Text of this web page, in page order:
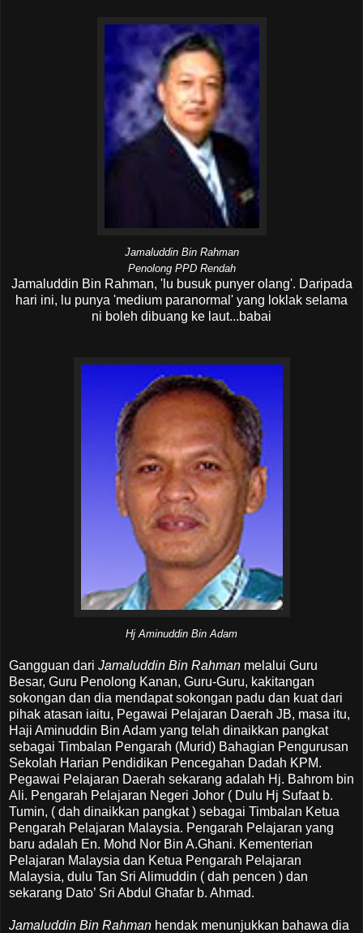
Jamaluddin Bin Rahman
Penolong PPD Rendah
Jamaluddin Bin Rahman, 'lu busuk punyer olang'. Daripada
hari ini, lu punya 'medium paranormal' yang loklak selama
ni boleh dibuang ke laut...babai
Hj Aminuddin Bin Adam
Gangguan dari Jamaluddin Bin Rahman melalui Guru
Besar, Guru Penolong Kanan, Guru-Guru, kakitangan
sokongan dan dia mendapat sokongan padu dan kuat dari
pihak atasan iaitu, Pegawai Pelajaran Daerah JB, masa itu,
Haji Aminuddin Bin Adam yang telah dinaikkan pangkat
sebagai Timbalan Pengarah (Murid) Bahagian Pengurusan
Sekolah Harian Pendidikan Pencegahan Dadah KPM.
Pegawai Pelajaran Daerah sekarang adalah Hj. Bahrom bin
Ali. Pengarah Pelajaran Negeri Johor ( Dulu Hj Sufaat b.
Tumin, ( dah dinaikkan pangkat ) sebagai Timbalan Ketua
Pengarah Pelajaran Malaysia. Pengarah Pelajaran yang
baru adalah En. Mohd Nor Bin A.Ghani. Kementerian
Pelajaran Malaysia dan Ketua Pengarah Pelajaran
Malaysia, dulu Tan Sri Alimuddin ( dah pencen ) dan
sekarang Dato’ Sri Abdul Ghafar b. Ahmad.
Jamaluddin Bin Rahman hendak menunjukkan bahawa dia